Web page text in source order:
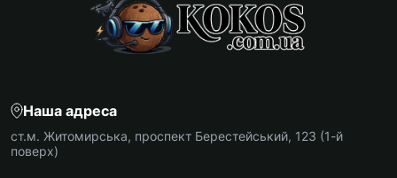
Наша адреса
ст.м. Житомирська, проспект Берестейський, 123 (1-й
поверх)